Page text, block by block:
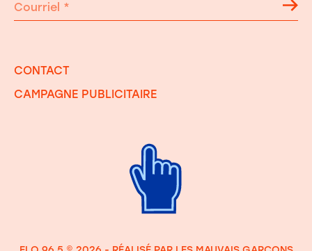
Courriel *
CONTACT
CAMPAGNE PUBLICITAIRE